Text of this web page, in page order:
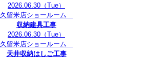
2026.06.30 （Tue）
久留米店ショールーム
収納建具工事
2026.06.30 （Tue）
久留米店ショールーム
天井収納はしご工事